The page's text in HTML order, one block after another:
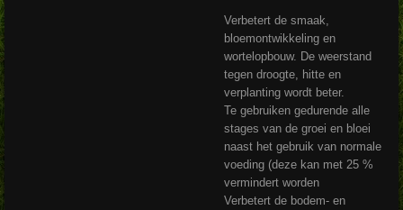
Verbetert de smaak,
bloemontwikkeling en
wortelopbouw. De weerstand
tegen droogte, hitte en
verplanting wordt beter.
Te gebruiken gedurende alle
stages van de groei en bloei
naast het gebruik van normale
voeding (deze kan met 25 %
vermindert worden
Verbetert de bodem- en